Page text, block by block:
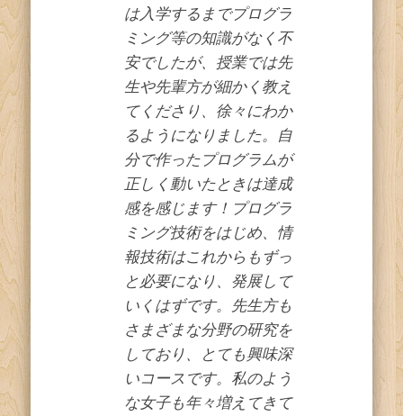
は入学するまでプログラ
ミング等の知識がなく不
安でしたが、授業では先
生や先輩方が細かく教え
てくださり、徐々にわか
るようになりました。自
分で作ったプログラムが
正しく動いたときは達成
感を感じます！プログラ
ミング技術をはじめ、情
報技術はこれからもずっ
と必要になり、発展して
いくはずです。先生方も
さまざまな分野の研究を
しており、とても興味深
いコースです。私のよう
な女子も年々増えてきて